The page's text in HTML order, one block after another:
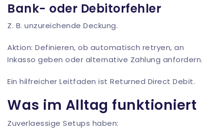
Bank- oder Debitorfehler
Z. B. unzureichende Deckung.
Aktion: Definieren, ob automatisch retryen, an
Inkasso geben oder alternative Zahlung anfordern.
Ein hilfreicher Leitfaden ist Returned Direct Debit.
Was im Alltag funktioniert
Zuverlaessige Setups haben: